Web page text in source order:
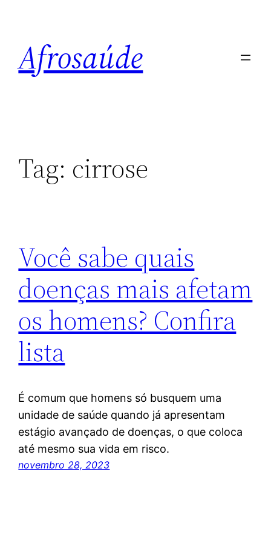
conteúdo
Afrosaúde
Tag: cirrose
Você sabe quais
doenças mais afetam
os homens? Confira
lista
É comum que homens só busquem uma
unidade de saúde quando já apresentam
estágio avançado de doenças, o que coloca
até mesmo sua vida em risco.
novembro 28, 2023